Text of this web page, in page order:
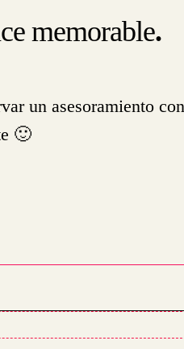
memorable.
un asesoramiento
🙂